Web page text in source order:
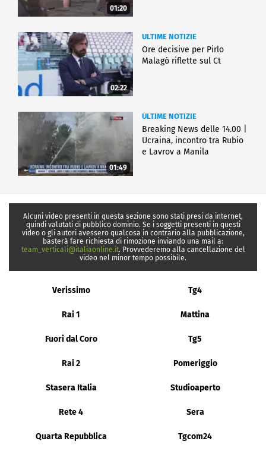
01:20
02:22
ULTIME NOTIZIE
Ore decisive per Pirlo
Malagò riflette sul Ct
01:49
ULTIME NOTIZIE
Breaking News delle 14.00 |
Ucraina, incontro tra Rubio
e Lavrov a Manila
Alcuni video presenti in questa sezione sono stati presi da internet,
quindi valutati di pubblico dominio. Se i soggetti presenti in questi
video o gli autori avessero qualcosa in contrario alla pubblicazione,
basterà fare richiesta di rimozione inviando una mail a:
team_verticali@italiaonline.it. Provvederemo alla cancellazione del
video nel minor tempo possibile.
Verissimo Tg4
Rai 1 Mattina
Fuori dal Coro Tg5
Rai 2 Pomeriggio
Stasera Italia Studioaperto
Rete 4 Sera
Quarta Repubblica Tgcom24